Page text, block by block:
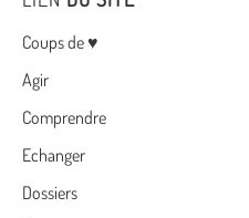
Menu
Coups de ♥
Agir
Comprendre
Echanger
Dossiers